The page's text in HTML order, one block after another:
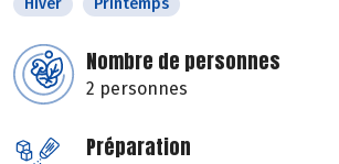
Hiver
Printemps
Nombre de personnes
2 personnes
Préparation